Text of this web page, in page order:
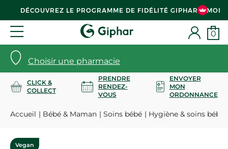
DÉCOUVREZ LE PROGRAMME DE FIDÉLITÉ GIPHAR & MOI
Choisir une pharmacie
0
CLICK &
COLLECT
PRENDRE
RENDEZ-
VOUS
ENVOYER
MON
ORDONNANCE
Accueil Bébé & Maman Soins bébé Hygiène & soins bébé
Vegan